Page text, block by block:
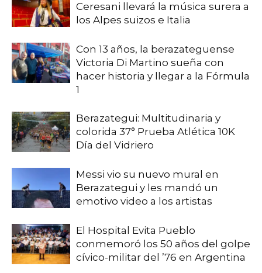
Ceresani llevará la música surera a
los Alpes suizos e Italia
Con 13 años, la berazateguense
Victoria Di Martino sueña con
hacer historia y llegar a la Fórmula
1
Berazategui: Multitudinaria y
colorida 37° Prueba Atlética 10K
Día del Vidriero
Messi vio su nuevo mural en
Berazategui y les mandó un
emotivo video a los artistas
El Hospital Evita Pueblo
conmemoró los 50 años del golpe
cívico-militar del ’76 en Argentina